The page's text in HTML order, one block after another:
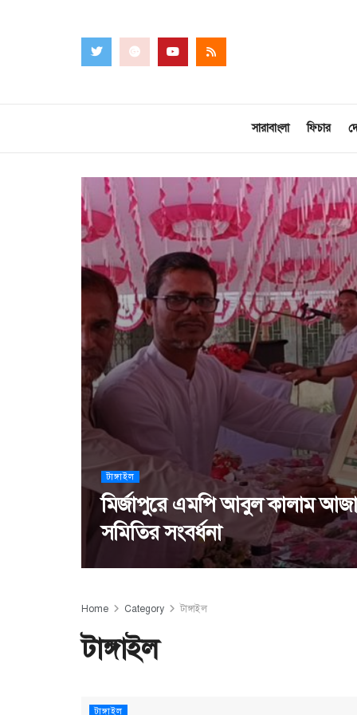
সারাবাংলা ফিচার
টাঙ্গাইল
মির্জাপুরে এমপি আবুল কালাম
সমিতির সংবর্ধনা
Home Category টাঙ্গাইল
টাঙ্গাইল
টাঙ্গাইল